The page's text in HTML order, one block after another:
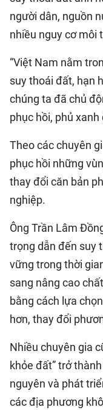
người dân, nguồn
nhiều nguy cơ môi
“Việt Nam nằm
suy thoái đất, hạn
chúng ta đã chủ
phục hồi, phủ
Theo các chuyên
phục hồi những
thay đổi căn bản
nghiệp.
Ông Trần Lâm
trọng dẫn đến suy
vững trong thời
sang nâng cao
bằng cách lựa
hơn, thay đổi
Nhiều chuyên gia
khỏe đất” trở
nguyên và phát
các địa phương